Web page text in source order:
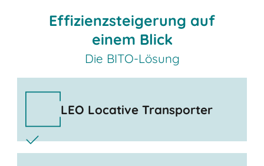
Effizienzsteigerung auf
einem Blick
Die BITO-Lösung
LEO Locative Transporter